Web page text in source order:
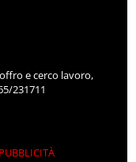
e cerco lavoro,
231711